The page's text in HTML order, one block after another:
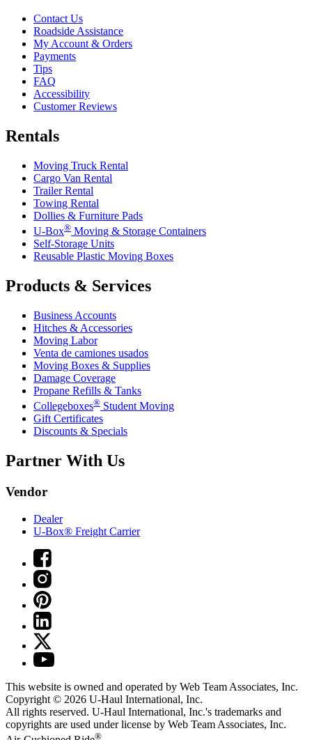
Contact Us
Roadside Assistance
My Account & Orders
Payments
Tips
FAQ
Accessibility
Customer Reviews
Rentals
Moving Truck Rental
Cargo Van Rental
Trailer Rental
Towing Rental
Dollies & Furniture Pads
U-Box® Moving & Storage Containers
Self-Storage Units
Reusable Plastic Moving Boxes
Products & Services
Business Accounts
Hitches & Accessories
Moving Labor
Venta de camiones usados
Moving Boxes & Supplies
Damage Coverage
Propane Refills & Tanks
Collegeboxes® Student Moving
Gift Certificates
Discounts & Specials
Partner With Us
Vendor
Dealer
U-Box® Freight Carrier
This website is owned and operated by Web Team Associates, Inc.
Copyright © 2026 U-Haul International, Inc.
All rights reserved. U-Haul International, Inc.'s trademarks and
copyrights are used under license by Web Team Associates, Inc.
®